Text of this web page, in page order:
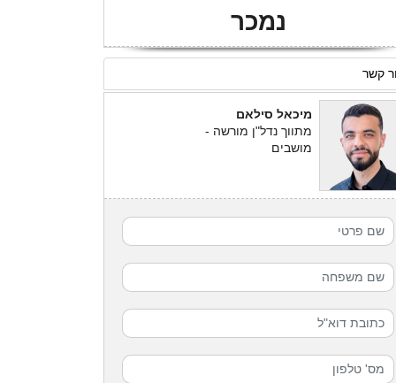
נמכר
קשר
מיכאל סילאם
מתווך נדל"ן מורשה -
מושבים